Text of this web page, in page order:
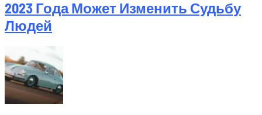
2023 Года Может Изменить Судьбу
Людей